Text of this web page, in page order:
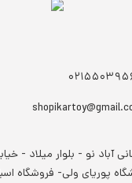
آباد نو - بلوار میلاد -
پوریای ولی- فروشگاه